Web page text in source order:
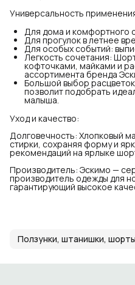
Универсальность
Для дома и комфортного
Для прогулок в летнее
Для особых событий:
Легкость сочетания:
кофточками, майками и
ассортимента бренда
Большой выбор
позволит подобрать
малыша.
Уход и качество:
Долговечность: Хлопковый
стирки, сохраняя форму и
рекомендаций на ярлыке
Производитель: Эскимо —
производитель одежды для
гарантирующий высокое
Ползунки, штанишки, шорты